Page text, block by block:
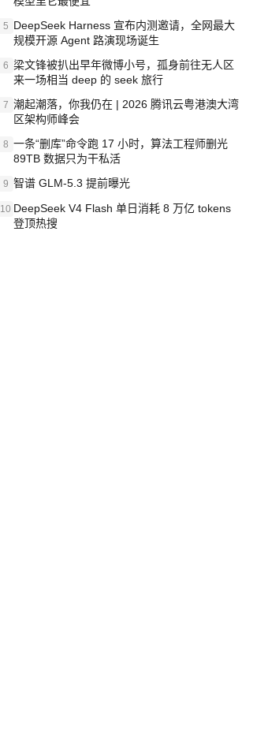
5 DeepSeek Harness 宣布内测邀请，全网最大
规模开源 Agent 路演现场诞生
6 梁文锋被扒出早年微博小号，孤身前往无人区
来一场相当 deep 的 seek 旅行
7 潮起潮落，你我仍在 | 2026 腾讯云粤港澳大湾
区架构师峰会
8 一条“删库”命令跑 17 小时，算法工程师删光
89TB 数据只为干私活
9 智谱 GLM-5.3 提前曝光
10 DeepSeek V4 Flash 单日消耗 8 万亿 tokens
登顶热搜